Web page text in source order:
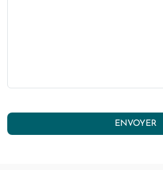
ENVOYER